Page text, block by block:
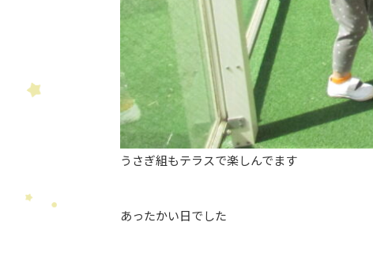
うさぎ組もテラスで楽しんでます
あったかい日でした